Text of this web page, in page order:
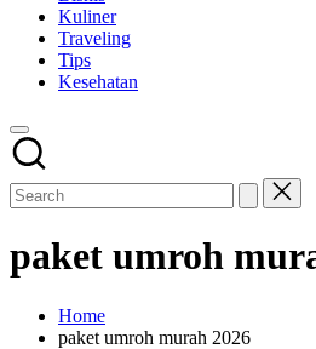
Kuliner
Traveling
Tips
Kesehatan
paket umroh
Home
paket umroh murah 2026